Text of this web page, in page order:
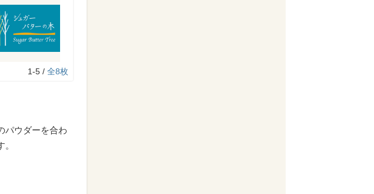
1-5 / 全8枚
パウダーを合わ